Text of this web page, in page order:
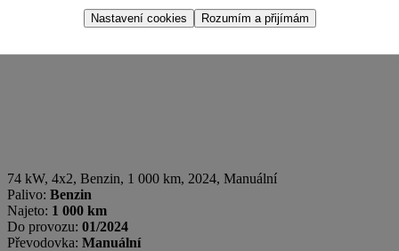
74 kW, 4x2, Benzin, 1 000 km, 2024, Manuální
Palivo: Benzin
Najeto: 1 000 km
Do provozu: 01/2024
Převodovka: Manuální
Nastavení cookies Rozumím a přijímám